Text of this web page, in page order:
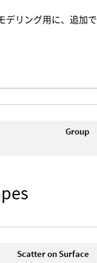
デリング用に、追加
Group
Scatter on Surface